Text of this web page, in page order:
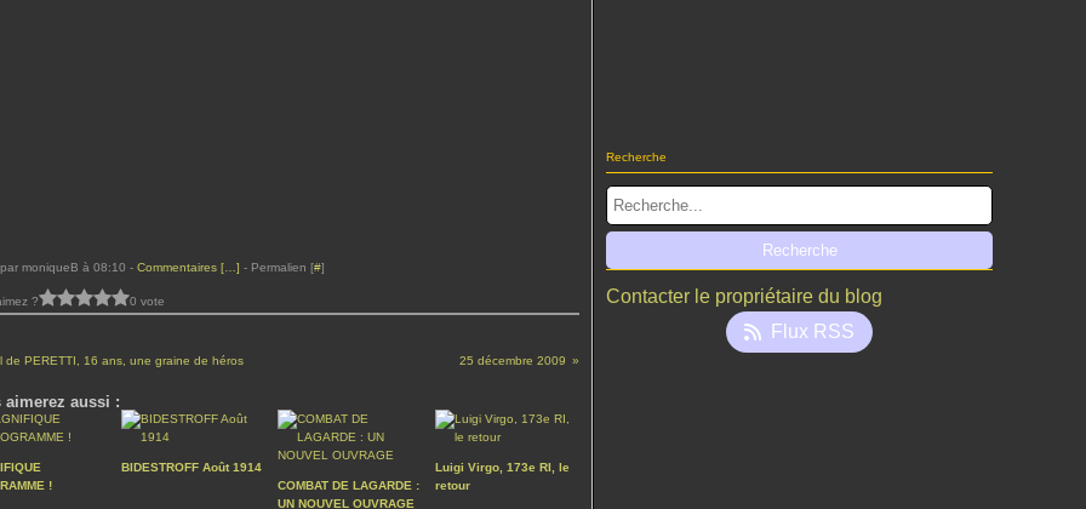
moniqueB à 08:10 - Commentaires [ ] - Permalien [#]
? 0 vote
de PERETTI, 16 ans, une graine de héros 25 décembre 2009
aimerez aussi :
!
BIDESTROFF Août 1914
COMBAT DE LAGARDE :
UN NOUVEL OUVRAGE
Luigi Virgo, 173e RI, le
retour
Recherche
Contacter le propriétaire du blog
Flux RSS